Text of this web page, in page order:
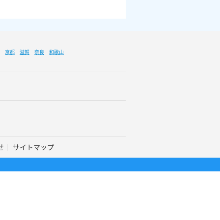
京都 滋賀 奈良 和歌山
サイトマップ